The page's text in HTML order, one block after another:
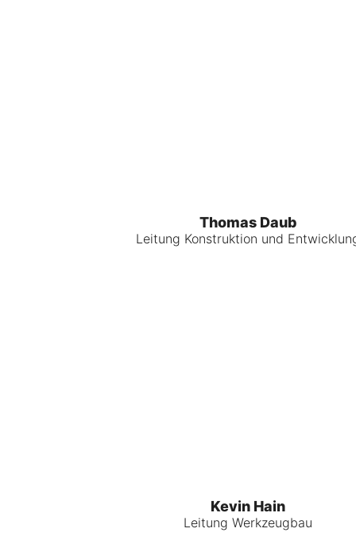
Thomas Daub
Leitung Konstruktion und
Kevin Hain
Leitung Werkzeugbau